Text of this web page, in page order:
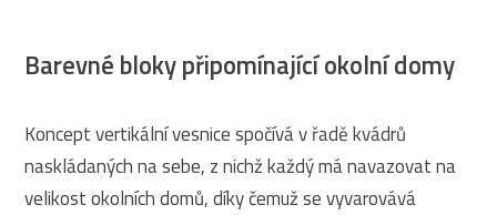
Barevné bloky připomínající okolní domy
Koncept vertikální vesnice spočívá v řadě kvádrů
naskládaných na sebe, z nichž každý má navazovat na
velikost okolních domů, díky čemuž se vyvarovává